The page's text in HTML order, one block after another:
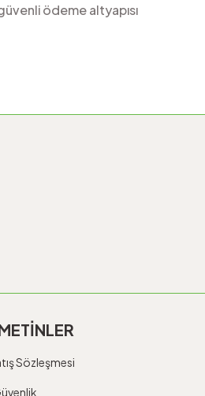
ödeme altyapısı
Sözleşmesi